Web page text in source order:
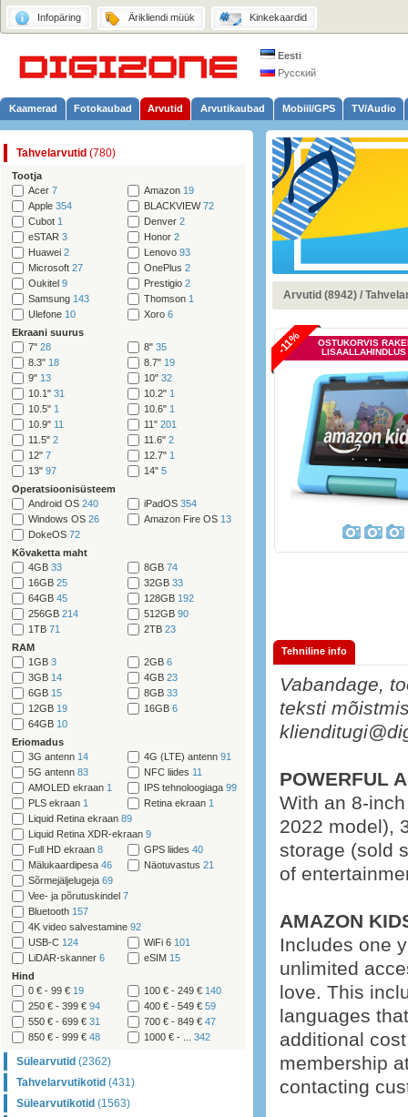
Infopäring Ärikliendi müük Kinkekaardid
Eesti
Русский
Kaamerad Fotokaubad Arvutid Arvutikaubad Mobiil/GPS TV/Audio
Tahvelarvutid (780)
Tootja
Acer 7 Amazon 19
Apple 354 BLACKVIEW72
Cubot 1 Denver 2
eSTAR 3 Honor 2
Huawei 2 Lenovo 93
Microsoft 27 OnePlus 2
Oukitel 9 Prestigio 2
Samsung 143 Thomson 1
Ulefone 10 Xoro 6
Ekraani suurus
7" 28 8" 35
8.3" 18 8.7" 19
9" 13 10" 32
10.1" 31 10.2" 1
10.5" 1 10.6" 1
10.9" 11 11" 201
11.5" 2 11.6" 2
12" 7 12.7" 1
13" 97 14" 5
Operatsioonisüsteem
Android OS 240 iPadOS 354
Windows OS 26 Amazon Fire OS 13
DokeOS 72
Kõvaketta maht
4GB 33 8GB 74
16GB 25 32GB 33
64GB 45 128GB 192
256GB 214 512GB 90
1TB 71 2TB 23
RAM
1GB 3 2GB 6
3GB 14 4GB 23
6GB 15 8GB 33
12GB 19 16GB 6
64GB 10
Eriomadus
3G antenn 14 4G (LTE) antenn 91
5G antenn 83 NFC liides 11
AMOLED ekraan 1 IPS tehnoloogiaga 99
PLS ekraan 1 Retina ekraan 1
Liquid Retina ekraan 89
Liquid Retina XDR-ekraan 9
Full HD ekraan 8 GPS liides 40
Mälukaardipesa 46 Näotuvastus 21
Sõrmejäljelugeja 69
Vee- ja põrutuskindel 7
Bluetooth 157
4K video salvestamine 92
USB-C 124 WiFi 6 101
LiDAR-skanner 6 eSIM 15
Hind
0 € - 99 € 19 100 € - 249 € 140
250 € - 399 € 94 400 € - 549 € 59
550 € - 699 € 31 700 € - 849 € 47
850 € - 999 € 48 1000 € - ... 342
Sülearvutid (2362)
Tahvelarvutikotid (431)
Sülearvutikotid (1563)
Arvutid (8942) /
OSTUKORVIS
-11%
Tehniline info
Vabandage,
teksti
POWERFUL
With an 8-
2022 model),
storage (sold
of
AMAZON
Includes one
unlimited
love. This
languages
additional
membership
contacting